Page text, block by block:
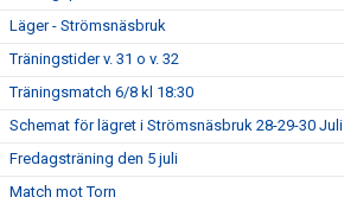
Läger - Strömsnäsbruk
Träningstider v. 31 o v. 32
Träningsmatch 6/8 kl 18:30
Schemat för lägret i Strömsnäsbruk 28-29-30 Juli
Fredagsträning den 5 juli
Match mot Torn